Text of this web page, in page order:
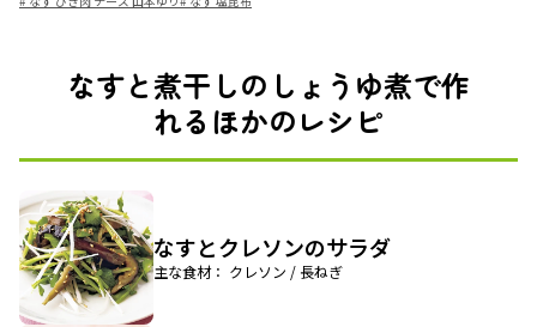
なすと煮干しのしょうゆ煮で作
れるほかのレシピ
なすとクレソンのサラダ
主な食材： クレソン / 長ねぎ